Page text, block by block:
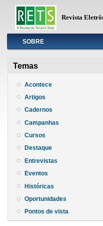
Revista
InfoSOBRE
Temas
Acontece
Artigos
Cadernos
Campanhas
Cursos
Destaque
Entrevistas
Eventos
Históricas
Oportunidades
Pontos de vista